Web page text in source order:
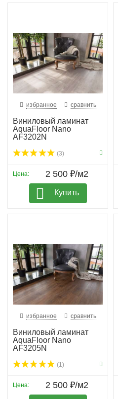
избранное сравнить
Виниловый ламинат
AquaFloor Nano
AF3202N
(3)
Цена: 2 500 ₽/м2
Купить
избранное сравнить
Виниловый ламинат
AquaFloor Nano
AF3205N
(1)
Цена: 2 500 ₽/м2